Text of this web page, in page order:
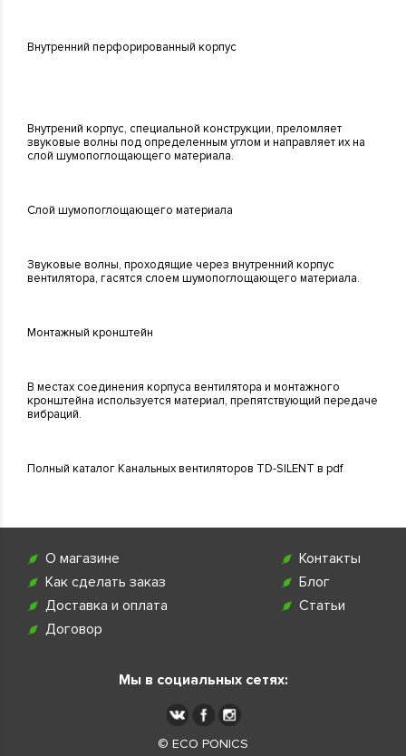
Внутренний перфорированный корпус
Внутрений корпус, специальной конструкции, преломляет
звуковые волны под определенным углом и направляет их на
слой шумопоглощающего материала.
Слой шумопоглощающего материала
Звуковые волны, проходящие через внутренний корпус
вентилятора, гасятся слоем шумопоглощающего материала.
Монтажный кронштейн
В местах соединения корпуса вентилятора и монтажного
кронштейна используется материал, препятствующий передаче
вибраций.
Полный каталог Канальных вентиляторов TD-SILENT в pdf
О магазине
Как сделать заказ
Доставка и оплата
Договор
Контакты
Блог
Статьи
Мы в социальных сетях:
© ECO PONICS